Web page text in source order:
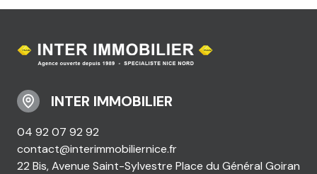
INTER IMMOBILIER
04 92 07 92 92
contact@interimmobiliernice.fr
22 Bis, Avenue Saint-Sylvestre Place du Général Goiran